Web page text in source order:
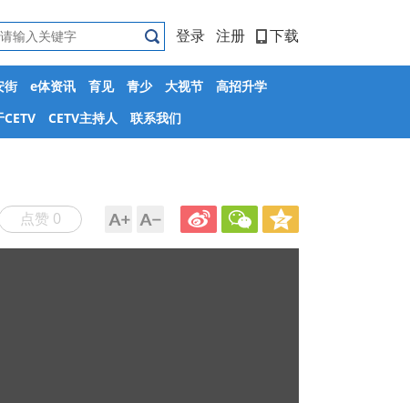
登录 注册 下载
街 e体资讯 育见 青少 大视节
高招升学
CETV CETV主持人 联系我们
点赞 0